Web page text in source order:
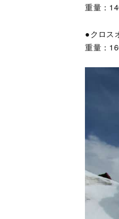
重量：
●クロス
重量：